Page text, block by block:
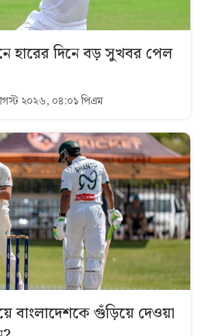
হারের দিনে বড় সুখবর পেল
২০২৬, ০৪:০১ পিএম
বাংলাদেশকে গুঁড়িয়ে দেওয়া